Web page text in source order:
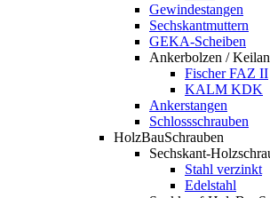
Gewindestangen
Sechskantmuttern
GEKA-Scheiben
Ankerbolzen /
Fischer FAZ II
KALM KDK
Ankerstangen
Schlossschrauben
HolzBauSchrauben
Sechskant-
Stahl verzinkt
Edelstahl